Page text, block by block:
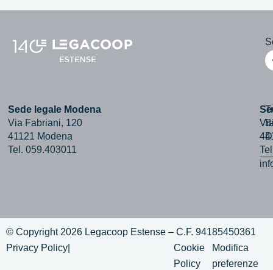
Sede legale Modena
Via Fabriani, 120
41121 Modena
Tel. 059.403011
© Copyright 2026 Legacoop Estense – C.F. 94185450361
Privacy Policy
Cookie
Policy
Modifica
preferenze